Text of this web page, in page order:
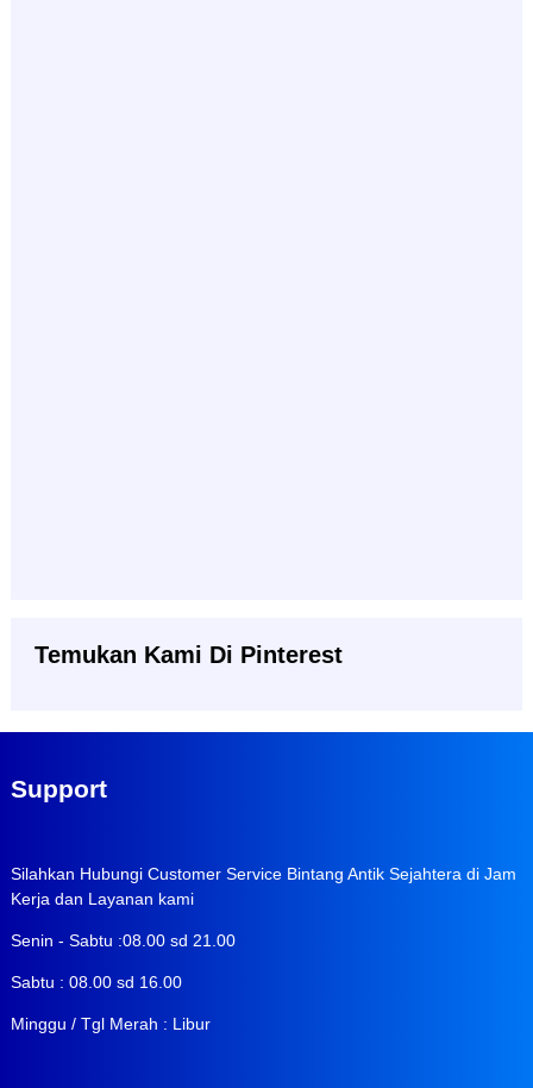
Temukan Kami Di Pinterest
Support
Silahkan Hubungi Customer Service Bintang Antik Sejahtera di Jam
Kerja dan Layanan kami
Senin - Sabtu :08.00 sd 21.00
Sabtu : 08.00 sd 16.00
Minggu / Tgl Merah : Libur